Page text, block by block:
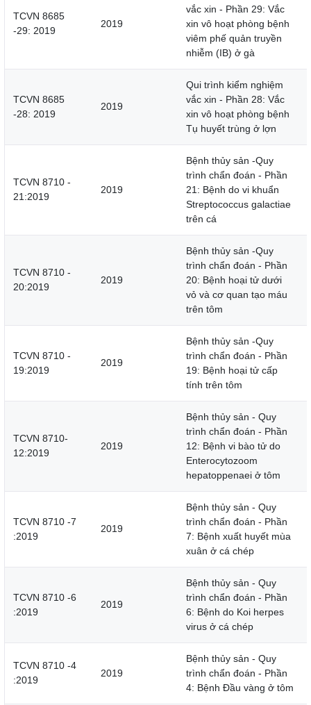
TCVN 8685
-29: 2019
2019
vắc xin - Phần 29: Vắc
xin vô hoạt phòng bệnh
viêm phế quản truyền
nhiễm (IB) ở gà
TCVN 8685
-28: 2019
2019
Qui trình kiểm nghiệm
vắc xin - Phần 28: Vắc
xin vô hoạt phòng bệnh
Tụ huyết trùng ở lợn
TCVN 8710 -
21:2019
2019
Bệnh thủy sản -Quy
trình chẩn đoán - Phần
21: Bệnh do vi khuẩn
Streptococcus galactiae
trên cá
TCVN 8710 -
20:2019
2019
Bệnh thủy sản -Quy
trình chẩn đoán - Phần
20: Bệnh hoại tử dưới
vỏ và cơ quan tạo máu
trên tôm
TCVN 8710 -
19:2019
2019
Bệnh thủy sản -Quy
trình chẩn đoán - Phần
19: Bệnh hoại tử cấp
tính trên tôm
TCVN 8710-
12:2019
2019
Bệnh thủy sản - Quy
trình chẩn đoán - Phần
12: Bệnh vi bào tử do
Enterocytozoom
hepatoppenaei ở tôm
TCVN 8710 -7
:2019
2019
Bệnh thủy sản - Quy
trình chẩn đoán - Phần
7: Bệnh xuất huyết mùa
xuân ở cá chép
TCVN 8710 -6
:2019
2019
Bệnh thủy sản - Quy
trình chẩn đoán - Phần
6: Bệnh do Koi herpes
virus ở cá chép
TCVN 8710 -4
:2019
2019
Bệnh thủy sản - Quy
trình chẩn đoán - Phần
4: Bệnh Đầu vàng ở tôm